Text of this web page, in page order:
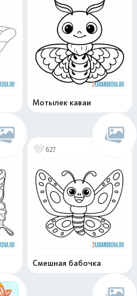
Мотылек каваи
627
Смешная бабочка